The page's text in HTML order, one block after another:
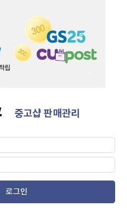
중고샵 판매관리
로그인